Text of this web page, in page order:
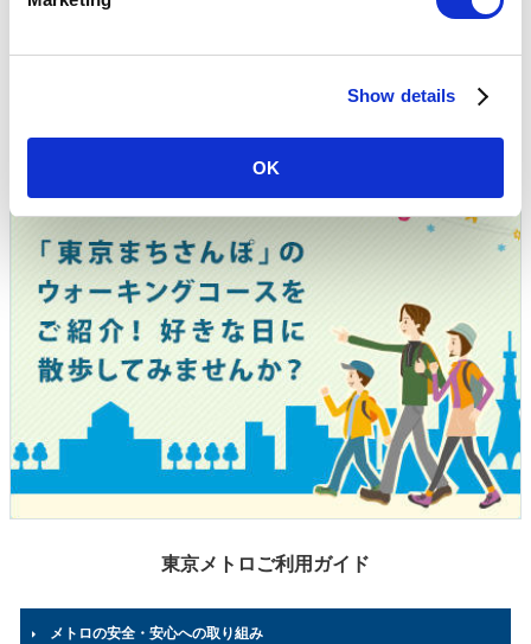
Show details
OK
東京メトロご利用ガイド
メトロの安全・安心への取り組み